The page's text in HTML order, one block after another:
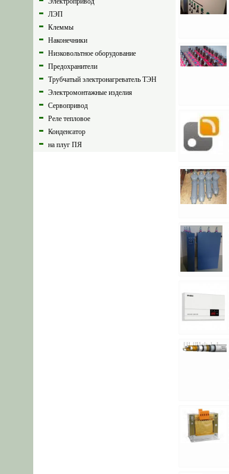
ЛЭП
Клеммы
Наконечники
Низковольтное оборудование
Предохранители
Трубчатый электронагреватель ТЭН
Электромонтажные изделия
Сервопривод
Реле тепловое
Конденсатор
на плуг ПЯ